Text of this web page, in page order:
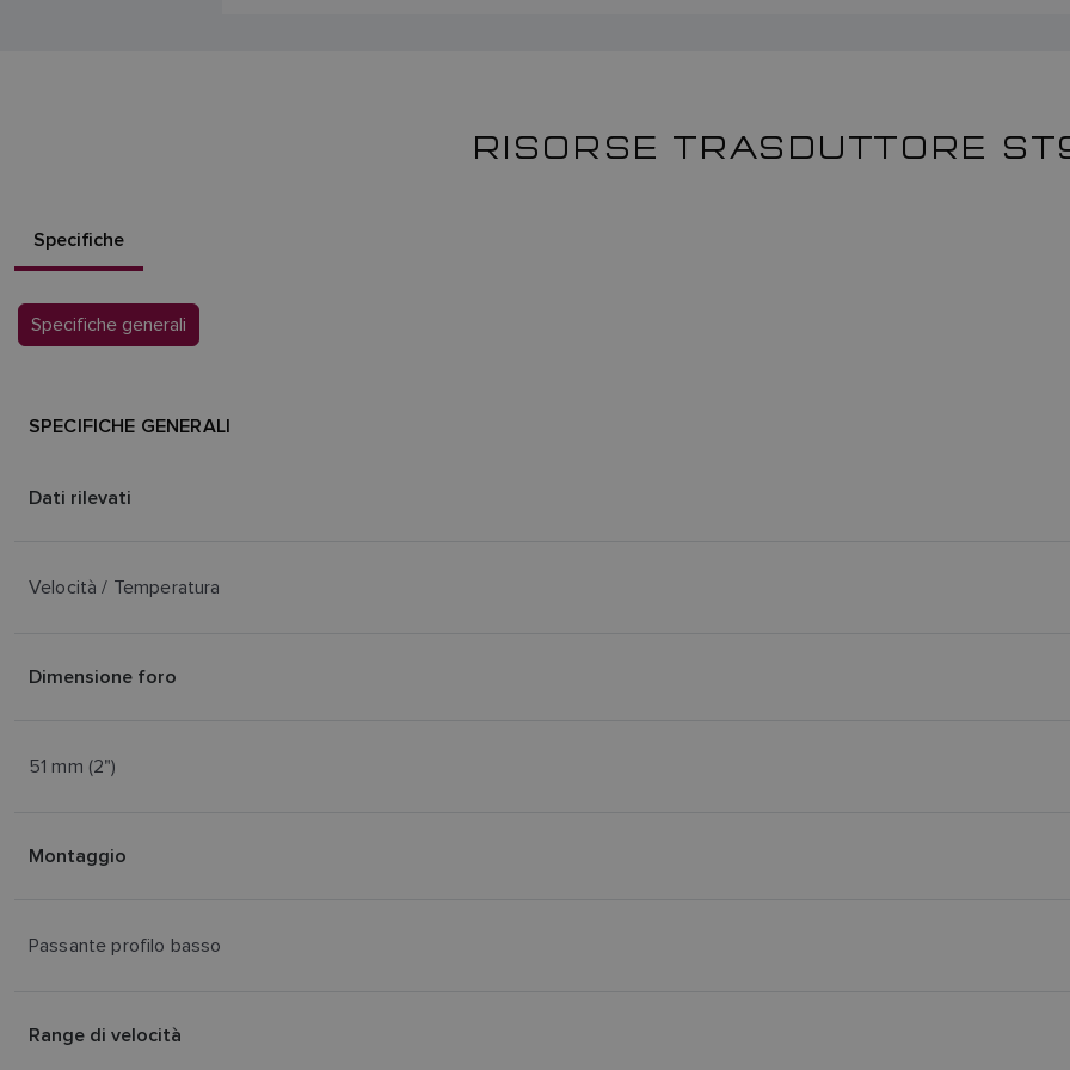
RISORSE TRASDUTTORE
Specifiche
Specifiche generali
SPECIFICHE GENERALI
Dati rilevati
Velocità / Temperatura
Dimensione foro
51 mm (2")
Montaggio
Passante profilo basso
Range di velocità